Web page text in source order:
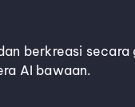
berkreasi secara
AI bawaan.